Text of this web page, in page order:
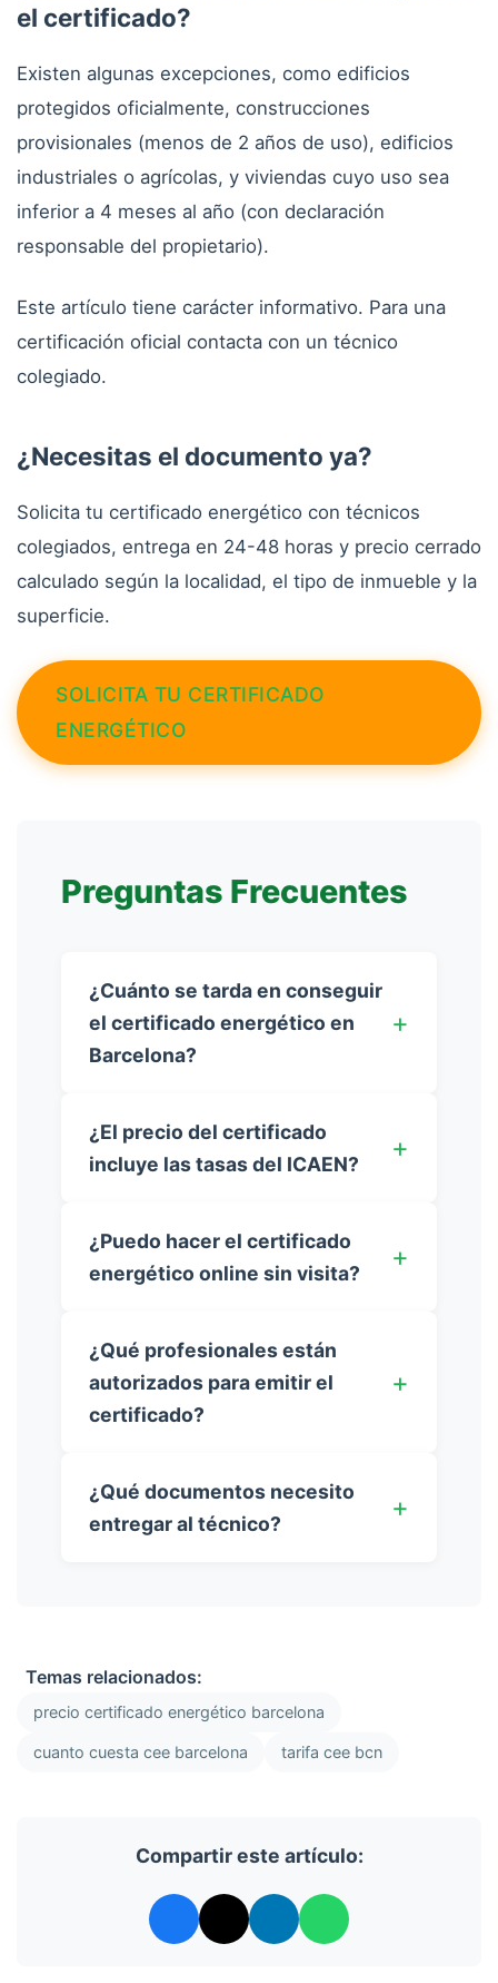
el certificado?
Existen algunas excepciones, como edificios
protegidos oficialmente, construcciones
provisionales (menos de 2 años de uso), edificios
industriales o agrícolas, y viviendas cuyo uso sea
inferior a 4 meses al año (con declaración
responsable del propietario).
Este artículo tiene carácter informativo. Para una
certificación oficial contacta con un técnico
colegiado.
¿Necesitas el documento ya?
Solicita tu certificado energético con técnicos
colegiados, entrega en 24-48 horas y precio cerrado
calculado según la localidad, el tipo de inmueble y la
superficie.
SOLICITA TU CERTIFICADO
ENERGÉTICO
Preguntas Frecuentes
¿Cuánto se tarda en conseguir
el certificado energético en
Barcelona?
¿El precio del certificado
incluye las tasas del ICAEN?
¿Puedo hacer el certificado
energético online sin visita?
¿Qué profesionales están
autorizados para emitir el
certificado?
¿Qué documentos necesito
entregar al técnico?
Temas relacionados:
precio certificado energético barcelona
cuanto cuesta cee barcelona tarifa cee bcn
Compartir este artículo: